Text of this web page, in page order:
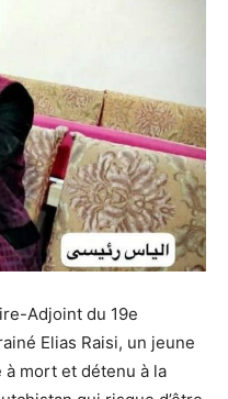
Adjoint du 19e
Elias Raisi, un jeune
à mort et détenu à la